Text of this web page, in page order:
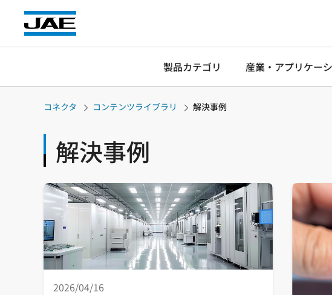
製品カテゴリ 産業・アプリケー
コネクタ コンテンツライブラリ 解決事例
解決事例
2026/04/16